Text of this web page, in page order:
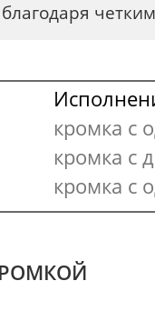
кромка с
кромка с
кромка с